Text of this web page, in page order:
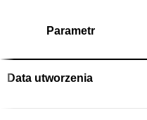
Parametr
Data utworzenia